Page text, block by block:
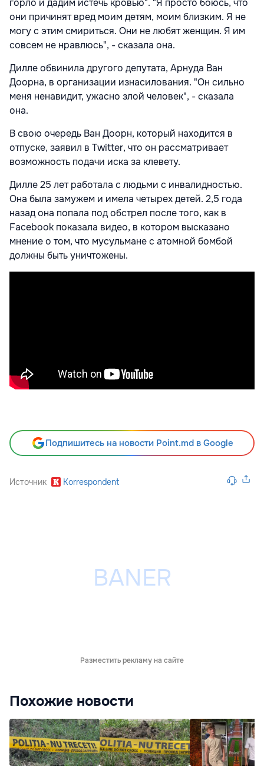
горло и дадим истечь кровью". "Я просто боюсь, что
они причинят вред моим детям, моим близким. Я не
могу с этим смириться. Они не любят женщин. Я им
совсем не нравлюсь", - сказала она.
Дилле обвинила другого депутата, Арнуда Ван
Доорна, в организации изнасилования. "Он сильно
меня ненавидит, ужасно злой человек", - сказала
она.
В свою очередь Ван Доорн, который находится в
отпуске, заявил в Twitter, что он рассматривает
возможность подачи иска за клевету.
Дилле 25 лет работала с людьми с инвалидностью.
Она была замужем и имела четырех детей. 2,5 года
назад она попала под обстрел после того, как в
Facebook показала видео, в котором высказано
мнение о том, что мусульмане с атомной бомбой
должны быть уничтожены.
Подпишитесь на новости Point.md в Google
Источник Korrespondent
Разместить рекламу на сайте
Похожие новости